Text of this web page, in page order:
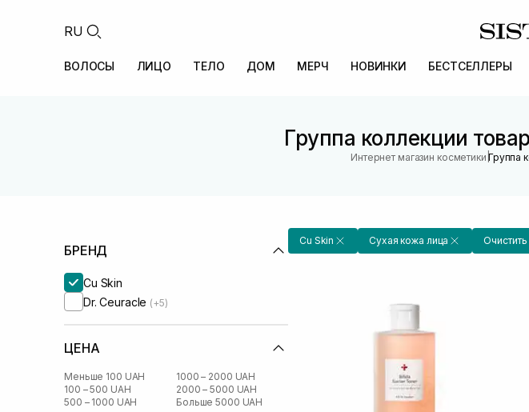
RU
ВОЛОСЫ ЛИЦО ТЕЛО ДОМ МЕРЧ НОВИНКИ БЕСТСЕЛЛЕРЫ
Группа коллекции
Интернет магазин косметики |Группа
БРЕНД
Cu Skin
Dr. Ceuracle (+5)
ЦЕНА
Меньше 100 UAH
100 – 500 UAH
500 – 1000 UAH
1000 – 2000 UAH
2000 – 5000 UAH
Больше 5000 UAH
Cu Skin Сухая кожа лица Очистить